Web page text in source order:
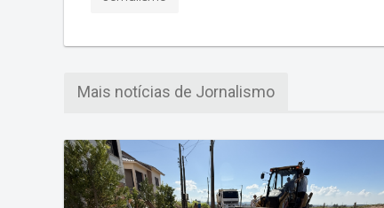
Mais notícias de Jornalismo